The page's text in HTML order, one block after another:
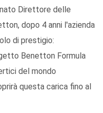
Direttore delle
dopo 4 anni l'azienda
di prestigio:
Benetton Formula
del mondo
questa carica fino al